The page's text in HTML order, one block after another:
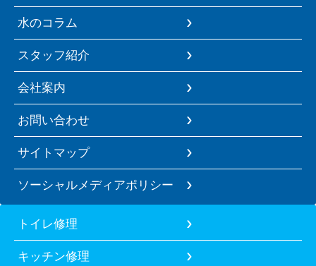
水のコラム
スタッフ紹介
会社案内
お問い合わせ
サイトマップ
ソーシャルメディアポリシー
トイレ修理
キッチン修理